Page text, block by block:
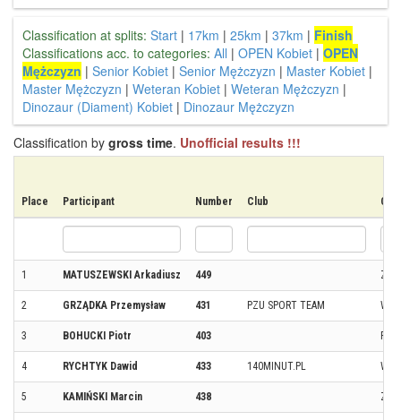
Classification at splits: Start | 17km | 25km | 37km | Finish
Classifications acc. to categories: All | OPEN Kobiet | OPEN
Mężczyzn | Senior Kobiet | Senior Mężczyzn | Master Kobiet |
Master Mężczyzn | Weteran Kobiet | Weteran Mężczyzn |
Dinozaur (Diament) Kobiet | Dinozaur Mężczyzn
Classification by gross time. Unofficial results !!!
Place Participant Number Club City
1 MATUSZEWSKI Arkadiusz 449
2 GRZĄDKA Przemysław 431 PZU SPORT TEAM
3 BOHUCKI Piotr 403
4 RYCHTYK Dawid 433 140MINUT.PL
5 KAMIŃSKI Marcin 438